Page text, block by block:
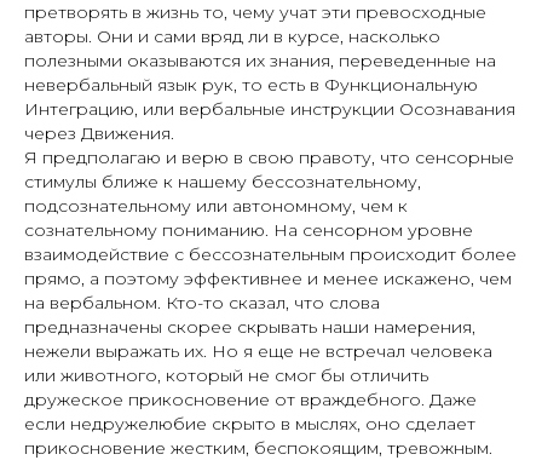
претворять в жизнь то, чему учат эти превосходные
авторы. Они и сами вряд ли в курсе, насколько
полезными оказываются их знания, переведенные на
невербальный язык рук, то есть в Функциональную
Интеграцию, или вербальные инструкции Осознавания
через Движения.
Я предполагаю и верю в свою правоту, что сенсорные
стимулы ближе к нашему бессознательному,
подсознательному или автономному, чем к
сознательному пониманию. На сенсорном уровне
взаимодействие с бессознательным происходит более
прямо, а поэтому эффективнее и менее искажено, чем
на вербальном. Кто-то сказал, что слова
предназначены скорее скрывать наши намерения,
нежели выражать их. Но я еще не встречал человека
или животного, который не смог бы отличить
дружеское прикосновение от враждебного. Даже
если недружелюбие скрыто в мыслях, оно сделает
прикосновение жестким, беспокоящим, тревожным.